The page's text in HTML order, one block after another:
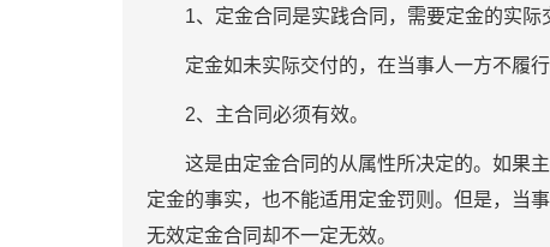
1、定金合同是实践合同，需要定金的实际
定金如未实际交付的，在当事人一方不履行
2、主合同必须有效。
这是由定金合同的从属性所决定的。如果主
定金的事实，也不能适用定金罚则。但是，当
无效定金合同却不一定无效。